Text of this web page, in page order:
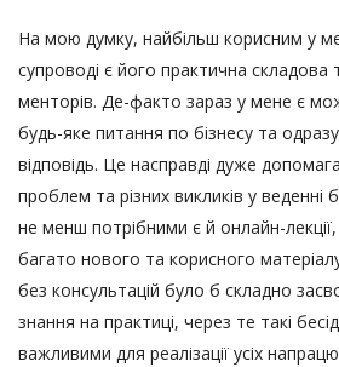
На мою думку, найбільш корисним у
супроводі є його практична складова
менторів. Де-факто зараз у мене є
будь-яке питання по бізнесу та
відповідь. Це насправді дуже
проблем та різних викликів у веденні
не менш потрібними є й онлайн-лекції,
багато нового та корисного
без консультацій було б складно
знання на практиці, через те такі
важливими для реалізації усіх